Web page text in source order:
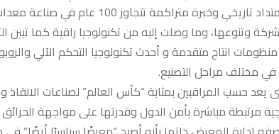
الشركة الأم، بما لها من امتداد
وتنوعها، وما وصلت إليه من تكنولوجيا راقية كما تبين
منظومات انتاج متقدمة و أحدث تكنولوجيا التحكم الآلي
في مختلف مراحل التصنيع.
حسب المراقبين بمثابة “كأس العالم” لصناعات
مرتبطة مباشرة بأمن الدول وقدرتها على مواجهة الحرائق